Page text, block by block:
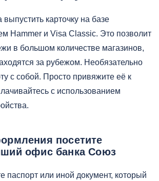
выпустить карточку на базе
Hammer и Visa Classic. Это позволит
в большом количестве магазинов,
за рубежом. Необязательно
с собой. Просто привяжите её к
с использованием
посетите
офис банка Союз
паспорт или иной документ, который